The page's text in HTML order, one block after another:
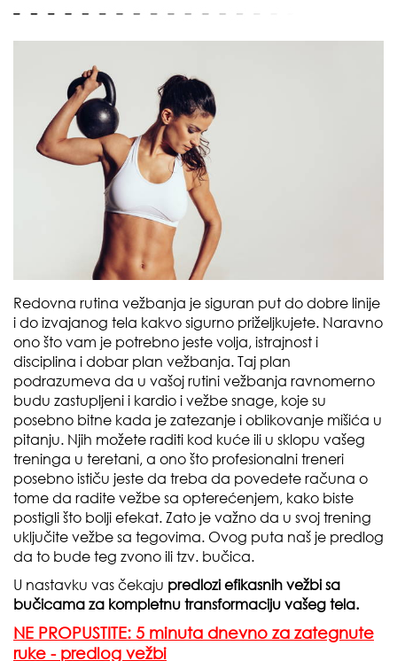
Redovna rutina vežbanja je siguran put do dobre linije
i do izvajanog tela kakvo sigurno priželjkujete. Naravno
ono što vam je potrebno jeste volja, istrajnost i
disciplina i dobar plan vežbanja. Taj plan
podrazumeva da u vašoj rutini vežbanja ravnomerno
budu zastupljeni i kardio i vežbe snage, koje su
posebno bitne kada je zatezanje i oblikovanje mišića u
pitanju. Njih možete raditi kod kuće ili u sklopu vašeg
treninga u teretani, a ono što profesionalni treneri
posebno ističu jeste da treba da povedete računa o
tome da radite vežbe sa opterećenjem, kako biste
postigli što bolji efekat. Zato je važno da u svoj trening
uključite vežbe sa tegovima. Ovog puta naš je predlog
da to bude teg zvono ili tzv. bučica.
U nastavku vas čekaju predlozi efikasnih vežbi sa
bučicama za kompletnu transformaciju vašeg tela.
NE PROPUSTITE: 5 minuta dnevno za zategnute
ruke - predlog vežbi